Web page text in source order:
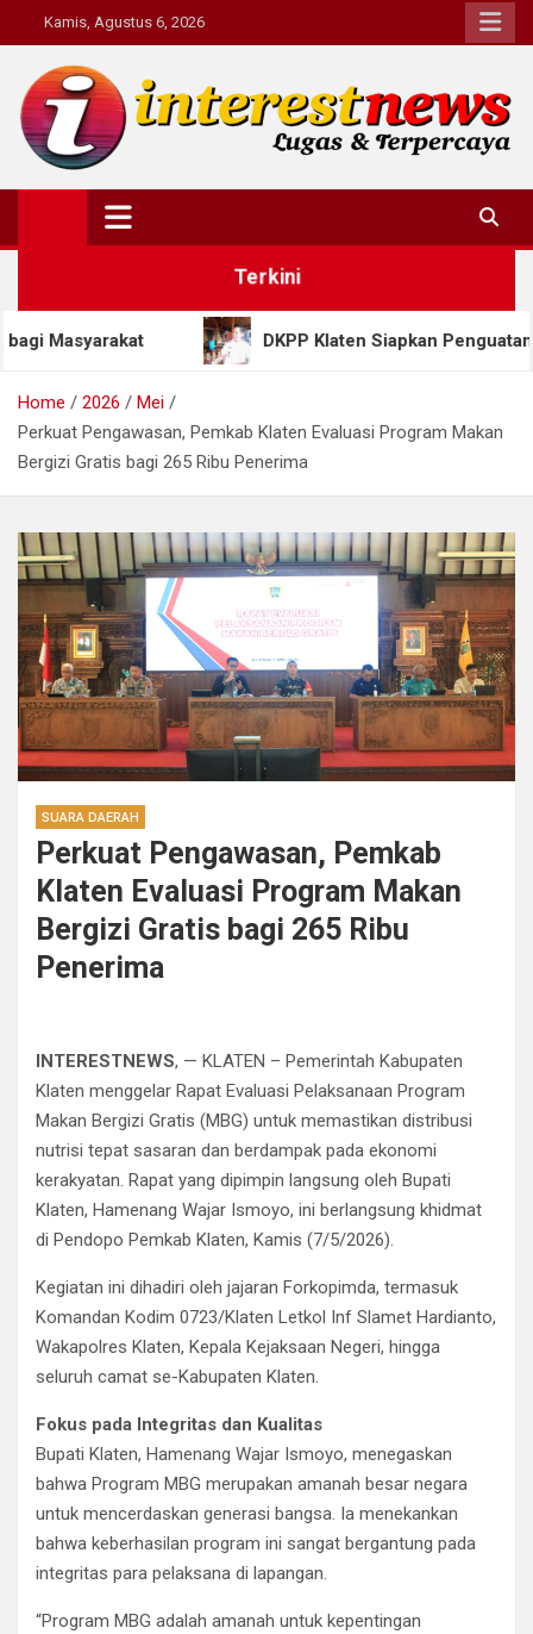
to
content
Kamis, Agustus 6, 2026
Interestnews.or.id
Terkini
DKPP Klaten Siapkan Penguatan Produksi
Home 2026
Mei
Perkuat Pengawasan, Pemkab Klaten Evaluasi Program Makan
Bergizi Gratis bagi 265 Ribu Penerima
SUARA DAERAH
Perkuat Pengawasan, Pemkab
Klaten Evaluasi Program Makan
Bergizi Gratis bagi 265 Ribu
Penerima
INTERESTNEWS, — KLATEN – Pemerintah Kabupaten
Klaten menggelar Rapat Evaluasi Pelaksanaan Program
Makan Bergizi Gratis (MBG) untuk memastikan distribusi
nutrisi tepat sasaran dan berdampak pada ekonomi
kerakyatan. Rapat yang dipimpin langsung oleh Bupati
Klaten, Hamenang Wajar Ismoyo, ini berlangsung khidmat
di Pendopo Pemkab Klaten, Kamis (7/5/2026).
Kegiatan ini dihadiri oleh jajaran Forkopimda, termasuk
Komandan Kodim 0723/Klaten Letkol Inf Slamet Hardianto,
Wakapolres Klaten, Kepala Kejaksaan Negeri, hingga
seluruh camat se-Kabupaten Klaten.
Fokus pada Integritas dan Kualitas
Bupati Klaten, Hamenang Wajar Ismoyo, menegaskan
bahwa Program MBG merupakan amanah besar negara
untuk mencerdaskan generasi bangsa. Ia menekankan
bahwa keberhasilan program ini sangat bergantung pada
integritas para pelaksana di lapangan.
“Program MBG adalah amanah untuk kepentingan